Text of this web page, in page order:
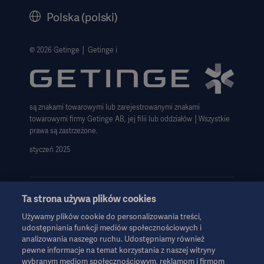
Polityka prywatności strony internetowej
Zastrzeżenie dotyczące korzystania z witryny
Informacja o plikach cookie
Deklaracja zgodności z GDPR
Strategia podatkowa 2023
Polska (polski)
© 2026 Getinge │ Getinge i
są znakami towarowymi lub zarejestrowanymi znakami
towarowymi firmy Getinge AB, jej filii lub oddziałów │Wszystkie
prawa są zastrzeżone.
styczeń 2025
Informacje te są przeznaczone wyłącznie dla pracowników służby
zdrowia lub innych profesjonalnych odbiorców i mają charakter
wyłącznie informacyjny, nie są wyczerpujące i dlatego nie należy
ich traktować jako zamiennika instrukcji obsługi, instrukcji
Ta strona używa plików cookies
Używamy plików cookie do personalizowania treści,
udostępniania funkcji mediów społecznościowych i
analizowania naszego ruchu. Udostępniamy również
pewne informacje na temat korzystania z naszej witryny
wybranym mediom społecznościowym, reklamom i firmom